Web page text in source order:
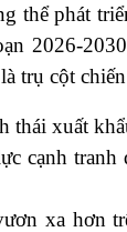
thể phát
2026-
trụ cột
thái xuất
cạnh tranh
xa hơn